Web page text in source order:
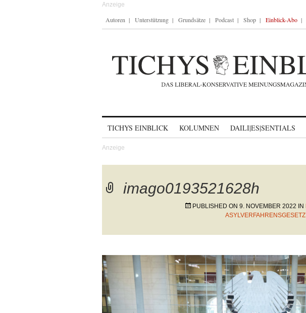
Autoren Unterstützung Grundsätze Podcast Shop Einblick-Abo
TICHYS EINBLICK KOLUMNEN DAILI|ES|SENTIALS
imago0193521628h
PUBLISHED ON 9. NOVEMBER 2022 IN
ASYLVERFAHRENSGESETZ